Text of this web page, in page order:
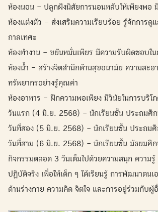
ห้องนอน – ปลูกฝังนิสัยการนอนหลับให้เพียงพอ
ห้องแต่งตัว – ส่งเสริมความเรียบร้อย รู้จักการดู
กาลเทศะ
ห้องทำงาน – ขยันหมั่นเพียร มีความรับผิดชอบใน
ห้องน้ำ – สร้างจิตสำนึกด้านสุขอนามัย ความสะอ
ทรัพยากรอย่างรู้คุณค่า
ห้องอาหาร – ฝึกความพอเพียง มีวินัยในการบริโ
วันแรก (4 มิ.ย. 2568) – นักเรียนชั้น ประถมศึ
วันที่สอง (5 มิ.ย. 2568) – นักเรียนชั้น ประถม
วันที่สาม (6 มิ.ย. 2568) – นักเรียนชั้น มัธยมศึ
กิจกรรมตลอด 3 วันเต็มไปด้วยความสนุก ความรู้
ปฏิบัติจริง เพื่อให้เด็ก ๆ ได้เรียนรู้ การพัฒนาตนเ
ด้านร่างกาย ความคิด จิตใจ และการอยู่ร่วมกับ